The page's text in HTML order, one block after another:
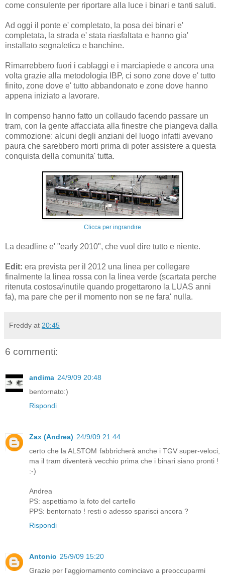
come consulente per riportare alla luce i binari e tanti saluti.
Ad oggi il ponte e' completato, la posa dei binari e'
completata, la strada e' stata riasfaltata e hanno gia'
installato segnaletica e banchine.
Rimarrebbero fuori i cablaggi e i marciapiede e ancora una
volta grazie alla metodologia IBP, ci sono zone dove e' tutto
finito, zone dove e' tutto abbandonato e zone dove hanno
appena iniziato a lavorare.
In compenso hanno fatto un collaudo facendo passare un
tram, con la gente affacciata alla finestre che piangeva dalla
commozione: alcuni degli anziani del luogo infatti avevano
paura che sarebbero morti prima di poter assistere a questa
conquista della comunita' tutta.
Clicca per ingrandire
La deadline e' "early 2010", che vuol dire tutto e niente.
Edit: era prevista per il 2012 una linea per collegare
finalmente la linea rossa con la linea verde (scartata perche
ritenuta costosa/inutile quando progettarono la LUAS anni
fa), ma pare che per il momento non se ne fara' nulla.
Freddy at 20:45
6 commenti:
andima 24/9/09 20:48
bentornato:)
Rispondi
Zax (Andrea) 24/9/09 21:44
certo che la ALSTOM fabbricherà anche i TGV super-veloci,
ma il tram diventerà vecchio prima che i binari siano pronti !
:-)
Andrea
PS: aspettiamo la foto del cartello
PPS: bentornato ! resti o adesso sparisci ancora ?
Rispondi
Antonio 25/9/09 15:20
Grazie per l'aggiornamento cominciavo a preoccuparmi